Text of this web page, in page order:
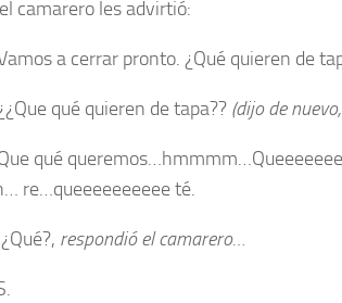
camarero les advirtió:
a cerrar pronto. ¿Qué quieren de
qué quieren de tapa?? (dijo de
qué
re…queeeeeeeeee té.
respondió el camarero…